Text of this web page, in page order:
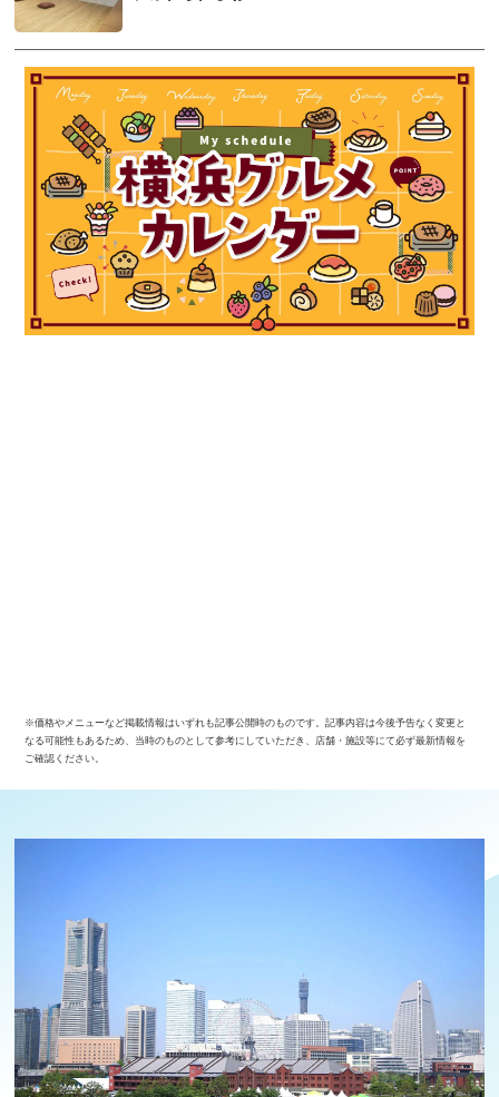
※価格やメニューなど掲載情報はいずれも記事公開時のものです。記事内容は今後予告なく変更と
なる可能性もあるため、当時のものとして参考にしていただき、店舗・施設等にて必ず最新情報を
ご確認ください。